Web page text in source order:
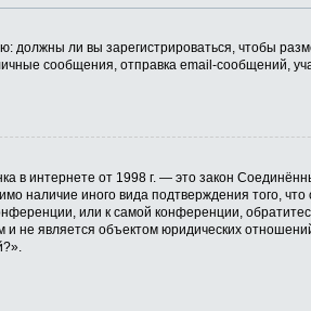
должны ли вы зарегистрироваться, чтобы
сообщения, отправка email-сообщений,
в интернете от 1998 г. — это закон
наличие иного вида подтверждения того,
или к самой конференции,
является объектом юридических